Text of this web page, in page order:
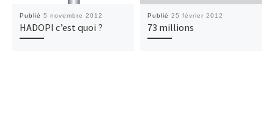
Publié 5 novembre 2012
HADOPI c’est quoi ?
Publié 25 février 2012
73 millions